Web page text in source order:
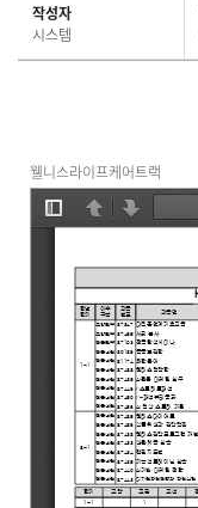
작성자
시스템
웰니스라이프케어트랙